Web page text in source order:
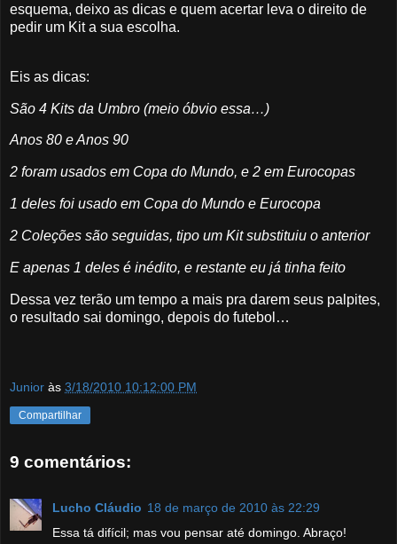
esquema, deixo as dicas e quem acertar leva o direito de
pedir um Kit a sua escolha.
Eis as dicas:
São 4 Kits da Umbro (meio óbvio essa…)
Anos 80 e Anos 90
2 foram usados em Copa do Mundo, e 2 em Eurocopas
1 deles foi usado em Copa do Mundo e Eurocopa
2 Coleções são seguidas, tipo um Kit substituiu o anterior
E apenas 1 deles é inédito, e restante eu já tinha feito
Dessa vez terão um tempo a mais pra darem seus palpites,
o resultado sai domingo, depois do futebol…
Junior às 3/18/2010 10:12:00 PM
Compartilhar
9 comentários:
Lucho Cláudio 18 de março de 2010 às 22:29
Essa tá difícil; mas vou pensar até domingo. Abraço!